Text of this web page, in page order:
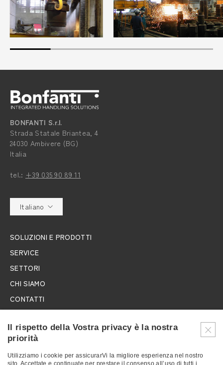
BONFANTI S.r.l.
Strada Statale Briantea, 4
24030 Ambivere (BG)
Italia
tel.: +39 035 90 89 11
Italiano
SOLUZIONI E PRODOTTI
SERVICE
SETTORI
CHI SIAMO
CONTATTI
NEWS
Il rispetto della Vostra privacy è la nostra
priorità
Utilizziamo i cookie per assicurarVi la migliore esperienza nel nostro
sito. Accettate e continuate per prestare il consenso all’uso di tutti i